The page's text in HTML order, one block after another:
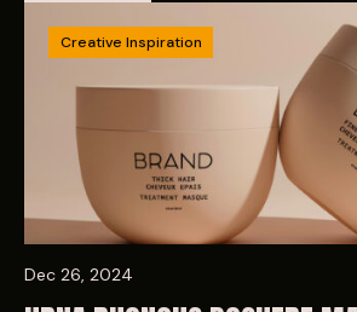
Creative Inspiration
Dec 26, 2024